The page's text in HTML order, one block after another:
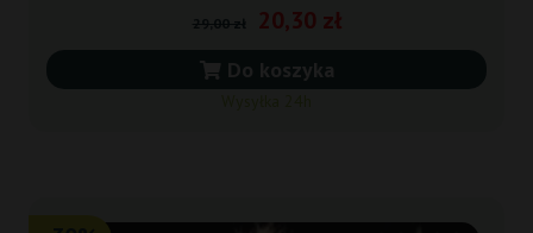
20,30 zł
Do koszyka